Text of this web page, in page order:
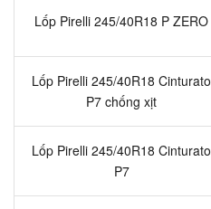
Lốp Pirelli 245/40R18 P ZERO
Lốp Pirelli 245/40R18 Cinturato
P7 chống xịt
Lốp Pirelli 245/40R18 Cinturato
P7